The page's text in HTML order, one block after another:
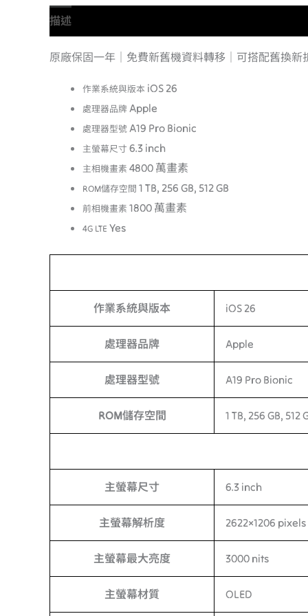
描述
原廠保固一年｜免費新舊機資料轉移｜可搭配舊換新
作業系統與版本 iOS 26
處理器品牌 Apple
處理器型號A19 Pro Bionic
主螢幕尺寸 6.3 inch
主相機畫素 4800 萬畫素
ROM儲存空間 1 TB, 256 GB, 512 GB
前相機畫素 1800 萬畫素
4G LTE Yes
作業系統與版本 iOS 26
處理器品牌 Apple
處理器型號 A19 Pro Bionic
ROM儲存空間 1 TB, 256 GB, 512
主螢幕尺寸 6.3 inch
主螢幕解析度 2622×1206 pixels
主螢幕最大亮度 3000 nits
主螢幕材質 OLED